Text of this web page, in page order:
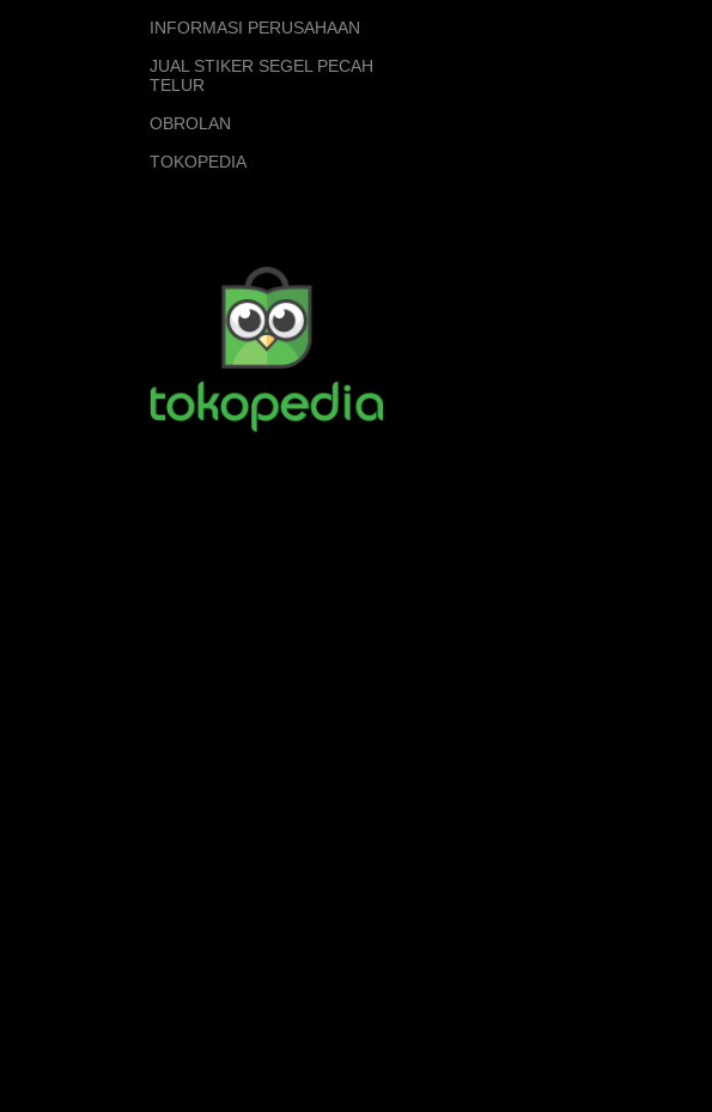
INFORMASI PERUSAHAAN
JUAL STIKER SEGEL PECAH
TELUR
OBROLAN
TOKOPEDIA